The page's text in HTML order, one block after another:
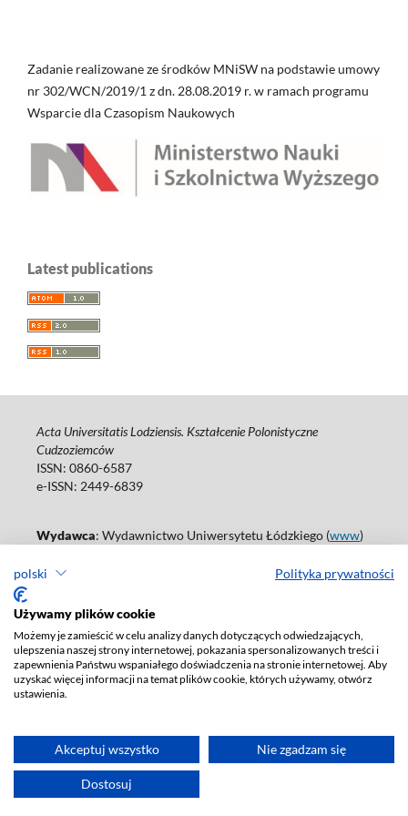
polski Polityka prywatności
Używamy plików cookie
Możemy je zamieścić w celu analizy danych dotyczących odwiedzających,
ulepszenia naszej strony internetowej, pokazania spersonalizowanych treści i
zapewnienia Państwu wspaniałego doświadczenia na stronie internetowej. Aby
uzyskać więcej informacji na temat plików cookie, których używamy, otwórz
ustawienia.
Akceptuj wszystko Nie zgadzam się
Dostosuj
Zadanie realizowane ze środków MNiSW na podstawie umowy
nr 302/WCN/2019/1 z dn. 28.08.2019 r. w ramach programu
Wsparcie dla Czasopism Naukowych
Latest publications
Acta Universitatis Lodziensis. Kształcenie Polonistyczne
Cudzoziemców
ISSN: 0860-6587
e-ISSN: 2449-6839
Wydawca: Wydawnictwo Uniwersytetu Łódzkiego (www)
Tel.: 42 235 01 65, fax: 42 66 55 86
Deklaracja dostępności